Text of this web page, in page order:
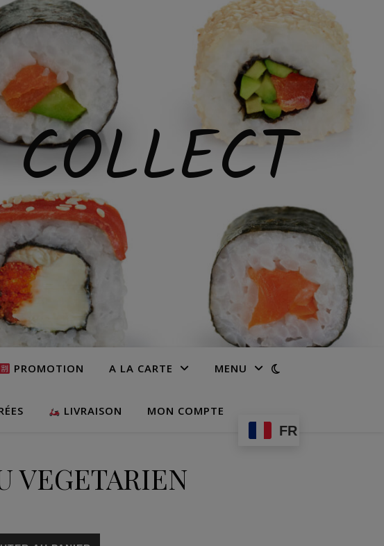
PROMOTION A LA CARTE MENU
LIVRAISON MON COMPTE
FR
VEGETARIEN
VEGETARIEN